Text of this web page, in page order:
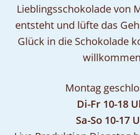
Lieblingsschokolade von
entsteht und lüfte das
Glück in die Schokolade
Montag
Di-Fr 10-18
Sa-So 10-17